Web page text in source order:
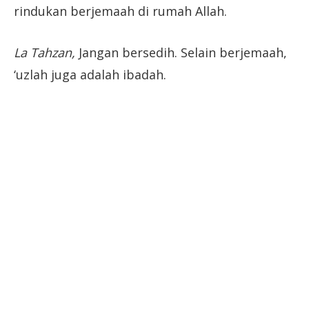
rindukan berjemaah di rumah Allah.
La Tahzan, Jangan bersedih. Selain berjemaah,
‘uzlah juga adalah ibadah.